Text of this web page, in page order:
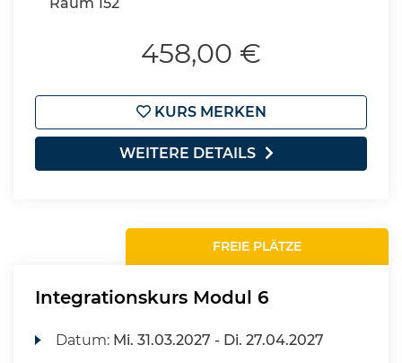
458,00 €
KURS MERKEN
WEITERE DETAILS
FREIE PLÄTZE
Integrationskurs Modul 6
Datum: Mi. 31.03.2027 - Di. 27.04.2027